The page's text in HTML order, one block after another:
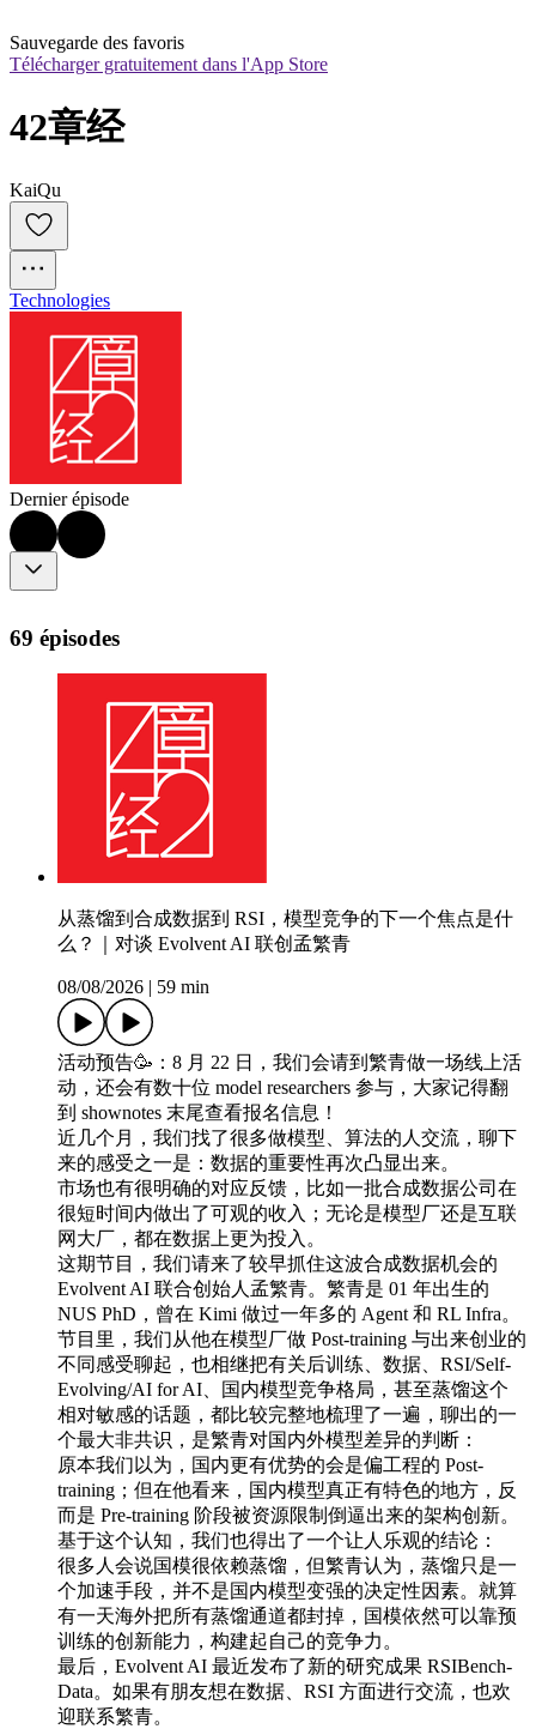
Sauvegarde des favoris
Télécharger gratuitement dans l'App Store
42章经
KaiQu
Technologies
Dernier épisode
69 épisodes
从蒸馏到合成数据到 RSI，模型竞争的下一个焦点是什
么？｜对谈 Evolvent AI 联创孟繁青
08/08/2026 59 min
活动预告🥳：8 月 22 日，我们会请到繁青做一场线上活
动，还会有数十位 model researchers 参与，大家记得翻
到 shownotes 末尾查看报名信息！
近几个月，我们找了很多做模型、算法的人交流，聊下
来的感受之一是：数据的重要性再次凸显出来。
市场也有很明确的对应反馈，比如一批合成数据公司在
很短时间内做出了可观的收入；无论是模型厂还是互联
网大厂，都在数据上更为投入。
这期节目，我们请来了较早抓住这波合成数据机会的
Evolvent AI 联合创始人孟繁青。繁青是 01 年出生的
NUS PhD，曾在 Kimi 做过一年多的 Agent 和 RL Infra。
节目里，我们从他在模型厂做 Post-training 与出来创业的
不同感受聊起，也相继把有关后训练、数据、RSI/Self-
Evolving/AI for AI、国内模型竞争格局，甚至蒸馏这个
相对敏感的话题，都比较完整地梳理了一遍，聊出的一
个最大非共识，是繁青对国内外模型差异的判断：
原本我们以为，国内更有优势的会是偏工程的 Post-
training；但在他看来，国内模型真正有特色的地方，反
而是 Pre-training 阶段被资源限制倒逼出来的架构创新。
基于这个认知，我们也得出了一个让人乐观的结论：
很多人会说国模很依赖蒸馏，但繁青认为，蒸馏只是一
个加速手段，并不是国内模型变强的决定性因素。就算
有一天海外把所有蒸馏通道都封掉，国模依然可以靠预
训练的创新能力，构建起自己的竞争力。
最后，Evolvent AI 最近发布了新的研究成果 RSIBench-
Data。如果有朋友想在数据、RSI 方面进行交流，也欢
迎联系繁青。